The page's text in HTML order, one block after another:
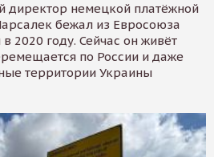
немецкой платёжной
бежал из Евросоюза
2020 году. Сейчас он живёт
по России и даже
территории Украины